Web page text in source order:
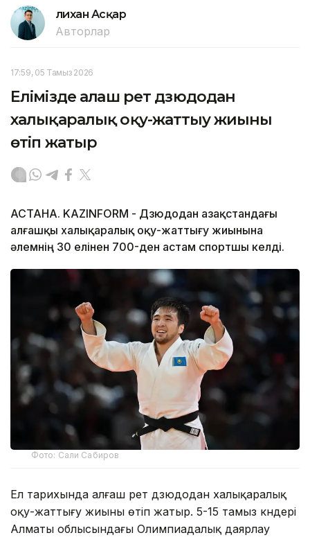
Әлихан Асқар
Авторлар
17:59, 05 Тамыз 2026
Елімізде алғаш рет дзюдодан
халықаралық оқу-жаттығу жиыны
өтіп жатыр
АСТАНА. KAZINFORM - Дзюдодан Қазақстандағы
алғашқы халықаралық оқу-жаттығу жиынына
әлемнің 30 елінен 700-ден астам спортшы келді.
Фото: Сали Сабиров
Ел тарихында алғаш рет дзюдодан халықаралық
оқу-жаттығу жиыны өтіп жатыр. 5-15 тамыз күндері
Алматы облысындағы Олимпиадалық даярлау